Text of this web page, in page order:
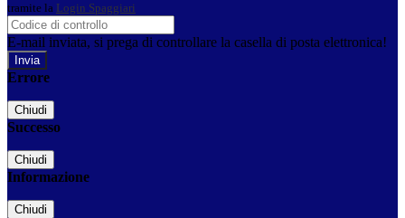
tramite la Login Spaggiari
E-mail inviata, si prega di controllare la casella di posta elettronica!
Errore
Chiudi
Successo
Chiudi
Informazione
Chiudi